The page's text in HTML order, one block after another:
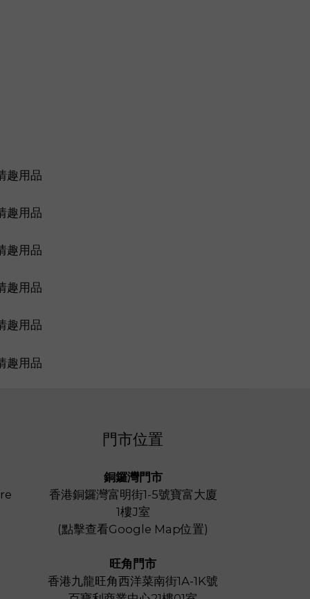
門市位置
銅鑼灣門市
香港銅鑼灣富明街1-5號寶富大廈
1樓J室
(點擊查看Google Map位置)
旺角門市
香港九龍旺角西洋菜南街1A-1K號